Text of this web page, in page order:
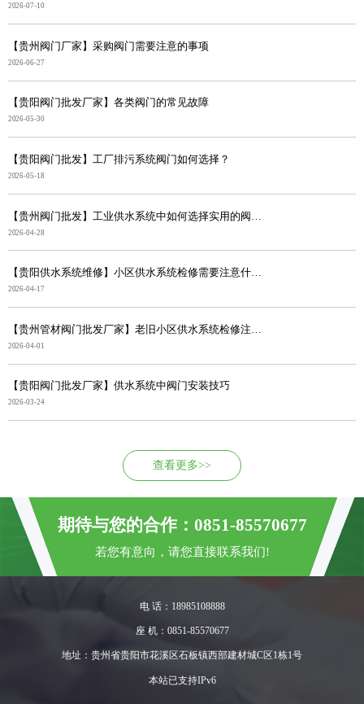
2026-07-10
【贵州阀门厂家】采购阀门需要注意的事项
2026-06-27
【贵阳阀门批发厂家】各类阀门的常见故障
2026-05-30
【贵阳阀门批发】工厂排污系统阀门如何选择？
2026-05-18
2026-04-28
【贵阳供水系统维修】小区供水系统检修需要注意什么？
2026-04-17
2026-04-01
【贵阳阀门批发厂家】供水系统中阀门安装技巧
2026-03-24
查看更多>>
期待与您的合作：0851-85570677
若您有意向，请您直接联系我们!
电 话：18985108888
座 机：0851-85570677
地址：贵州省贵阳市花溪区石板镇西部建材城C区1栋1号
本站已支持IPv6